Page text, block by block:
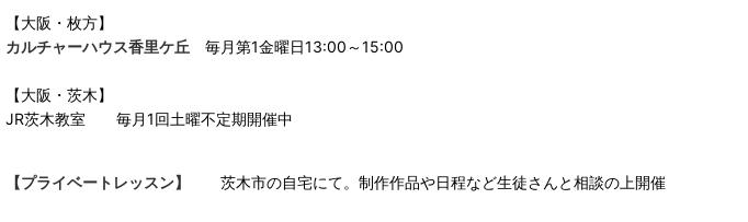
【大阪・枚方】
カルチャーハウス香里ケ丘 毎月第1金曜日13:00～15:00
【大阪・茨木】
JR茨木教室 毎月1回土曜不定期開催中
【プライベートレッスン】 茨木市の自宅にて。制作作品や日程など生徒さんと相談の上開催